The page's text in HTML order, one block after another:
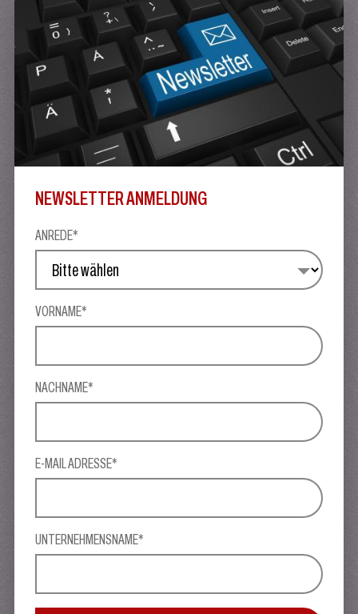
NEWSLETTER ANMELDUNG
ANREDE*
VORNAME*
NACHNAME*
E-MAIL ADRESSE*
UNTERNEHMENSNAME*